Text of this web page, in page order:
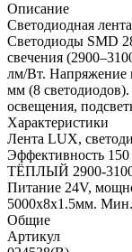
Описание
Светодиодная
Светодиоды SMD
свечения
лм/Вт. Напряжение
мм (8
освещения,
Характеристики
Лента LUX,
Эффективность
ТЁПЛЫЙ 2900-
Питание 24V,
5000х8х1.5мм.
Общие
Артикул